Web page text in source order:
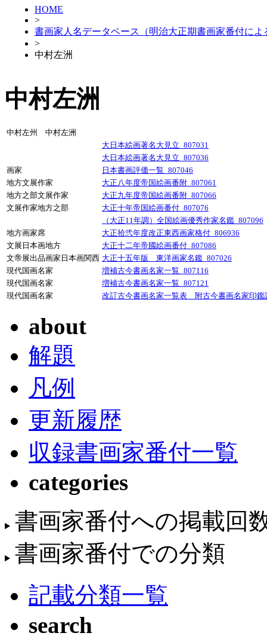
HOME
>
書画家人名データベース（明治大正期書画家番付によ
>
中村左洲
中村左洲
中村左州 中村左洲
大日本絵画著名大見立_807031
大日本絵画著名大見立_807036
画家
日本書画評価一覧_807046
地方文展作家
大正八年度帝国絵画番附_807061
地方之部文展作家
大正九年度帝国絵画番附_807066
文展作家地方之部
大正十年帝国絵画番付_807076
（大正11年調）全国絵画優秀作家名鑑_807096
地方画家席
大正拾弐年度改正東西画家格付_806936
文展日本画地方
大正十二年帝國絵画番付_807086
文帝展出品画家日本画関西 大正十五年版 東洋画家名鑑_807026
現代国画名家
増補古今書画名家一覧_807116
現代国画名家
増補古今書画名家一覧_807121
現代国画名家
改訂古今書画名家一覧表 附古今書画名家印鑑
about
解題
凡例
更新履歴
収録書画家番付一覧
categories
書画家番付への掲載回
書画家番付での分類
記載分類一覧
search